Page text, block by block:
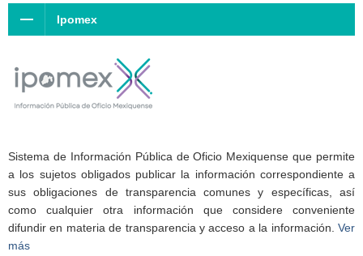
Ipomex
Sistema de Información Pública de Oficio Mexiquense que permite
a los sujetos obligados publicar la información correspondiente a
sus obligaciones de transparencia comunes y específicas, así
como cualquier otra información que considere conveniente
difundir en materia de transparencia y acceso a la información. Ver
más